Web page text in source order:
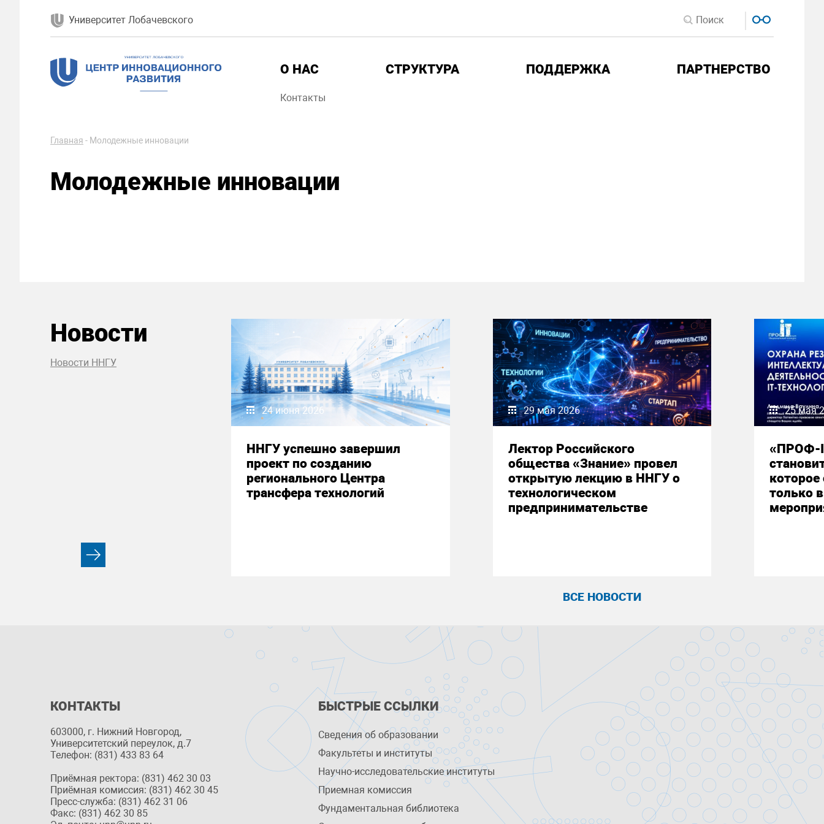
Университет Лобачевского
О НАС СТРУКТУРА ПОДДЕРЖКА ПАРТНЕРСТВО
Контакты
Главная - Молодежные инновации
Молодежные инновации
Новости
Новости ННГУ
24 июня 2026
ННГУ успешно завершил
проект по созданию
регионального Центра
трансфера технологий
29 мая 2026
Лектор Российского
общества «Знание» провел
открытую лекцию в ННГУ о
технологическом
предпринимательстве
25 мая
«ПРОФ-
только
ВСЕ НОВОСТИ
КОНТАКТЫ
603000, г. Нижний Новгород,
Университетский переулок, д.7
Телефон: (831) 433 83 64
Приёмная ректора: (831) 462 30 03
Приёмная комиссия: (831) 462 30 45
Пресс-служба: (831) 462 31 06
Факс: (831) 462 30 85
БЫСТРЫЕ ССЫЛКИ
Сведения об образовании
Факультеты и институты
Научно-исследовательские институты
Приемная комиссия
Фундаментальная библиотека